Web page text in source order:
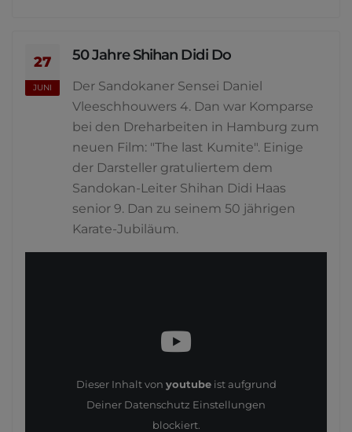
27
JUNI
50 Jahre Shihan Didi Do
Der Sandokaner Sensei Daniel
Vleeschhouwers 4. Dan war Komparse
bei den Dreharbeiten in Hamburg zum
neuen Film: "The last Kumite". Einige
der Darsteller gratuliertem dem
Sandokan-Leiter Shihan Didi Haas
senior 9. Dan zu seinem 50 jährigen
Karate-Jubiläum.
Dieser Inhalt von youtubeist aufgrund
Deiner Datenschutz Einstellungen
blockiert.